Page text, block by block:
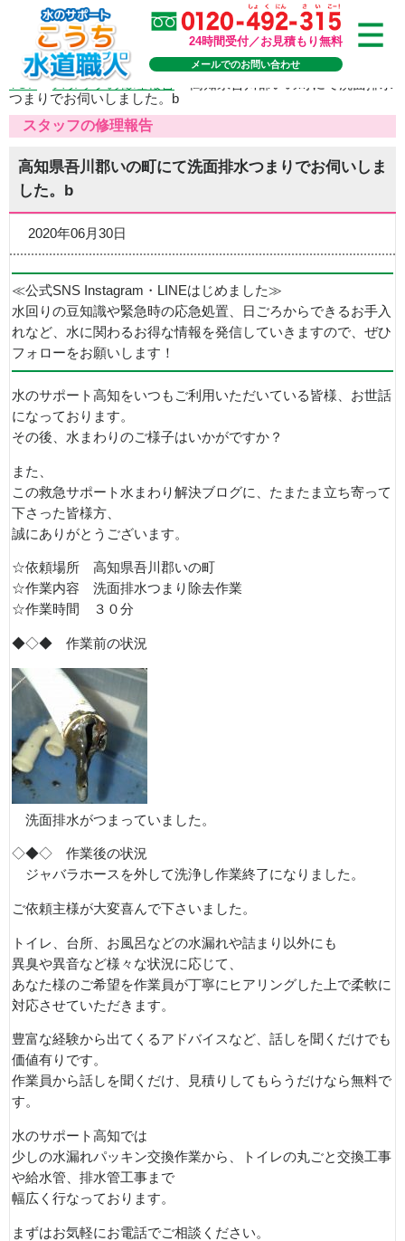
24時間受付／お見積もり無料
メールでのお問い合わせ
TOP>スタッフの修理報告
つまりでお伺いしました。b
スタッフの修理報告
高知県吾川郡いの町にて洗面排水つまりでお伺いしま
した。b
2020年06月30日
≪公式SNS Instagram・LINEはじめました≫
水回りの豆知識や緊急時の応急処置、日ごろからできるお手入
れなど、水に関わるお得な情報を発信していきますので、ぜひ
フォローをお願いします！
水のサポート高知をいつもご利用いただいている皆様、お世話
になっております。
その後、水まわりのご様子はいかがですか？
また、
この救急サポート水まわり解決ブログに、たまたま立ち寄って
下さった皆様方、
誠にありがとうございます。
☆依頼場所 高知県吾川郡いの町
☆作業内容 洗面排水つまり除去作業
☆作業時間 ３０分
◆◇◆ 作業前の状況
洗面排水がつまっていました。
◇◆◇ 作業後の状況
ジャバラホースを外して洗浄し作業終了になりました。
ご依頼主様が大変喜んで下さいました。
トイレ、台所、お風呂などの水漏れや詰まり以外にも
異臭や異音など様々な状況に応じて、
あなた様のご希望を作業員が丁寧にヒアリングした上で柔軟に
対応させていただきます。
豊富な経験から出てくるアドバイスなど、話しを聞くだけでも
価値有りです。
作業員から話しを聞くだけ、見積りしてもらうだけなら無料で
す。
水のサポート高知では
少しの水漏れパッキン交換作業から、トイレの丸ごと交換工事
や給水管、排水管工事まで
幅広く行なっております。
まずはお気軽にお電話でご相談ください。